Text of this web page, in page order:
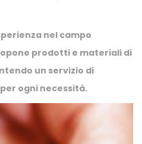
nel campo
prodotti e materiali di
un servizio di
ogni necessità.